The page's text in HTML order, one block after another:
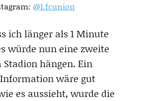
@1.fcunion
ich länger als 1 Minute
würde nun eine zweite
hängen. Ein
wäre gut
es aussieht, wurde die